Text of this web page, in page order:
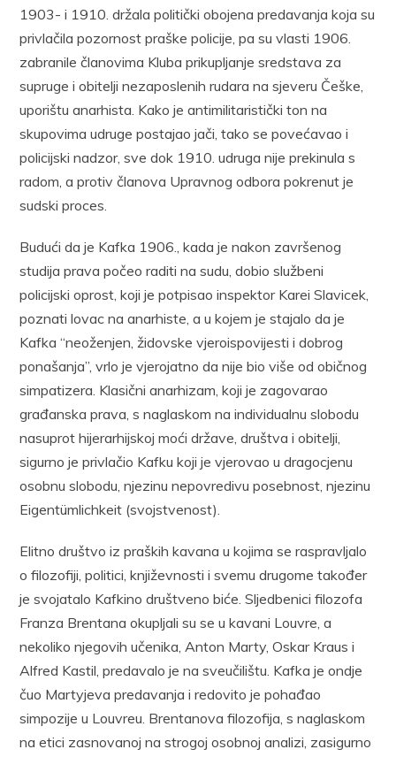
1903- i 1910. držala politički obojena predavanja koja su
privlačila pozornost praške policije, pa su vlasti 1906.
zabranile članovima Kluba prikupljanje sredstava za
supruge i obitelji nezaposlenih rudara na sjeveru Češke,
uporištu anarhista. Kako je antimilitaristički ton na
skupovima udruge postajao jači, tako se povećavao i
policijski nadzor, sve dok 1910. udruga nije prekinula s
radom, a protiv članova Upravnog odbora pokrenut je
sudski proces.
Budući da je Kafka 1906., kada je nakon završenog
studija prava počeo raditi na sudu, dobio službeni
policijski oprost, koji je potpisao inspektor Karei Slavicek,
poznati lovac na anarhiste, a u kojem je stajalo da je
Kafka “neoženjen, židovske vjeroispovijesti i dobrog
ponašanja”, vrlo je vjerojatno da nije bio više od običnog
simpatizera. Klasični anarhizam, koji je zagovarao
građanska prava, s naglaskom na individualnu slobodu
nasuprot hijerarhijskoj moći države, društva i obitelji,
sigurno je privlačio Kafku koji je vjerovao u dragocjenu
osobnu slobodu, njezinu nepovredivu posebnost, njezinu
Eigentümlichkeit (svojstvenost).
Elitno društvo iz praških kavana u kojima se raspravljalo
o filozofiji, politici, književnosti i svemu drugome također
je svojatalo Kafkino društveno biće. Sljedbenici filozofa
Franza Brentana okupljali su se u kavani Louvre, a
nekoliko njegovih učenika, Anton Marty, Oskar Kraus i
Alfred Kastil, predavalo je na sveučilištu. Kafka je ondje
čuo Martyjeva predavanja i redovito je pohađao
simpozije u Louvreu. Brentanova filozofija, s naglaskom
na etici zasnovanoj na strogoj osobnoj analizi, zasigurno